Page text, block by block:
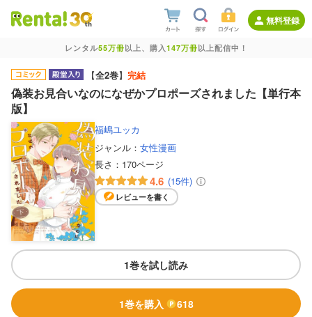
無料登録
レンタル55万冊以上、購入147万冊以上配信中！
【全2巻】 完結
偽装お見合いなのになぜかプロポーズされました【単行本
版】
福嶋ユッカ
ジャンル： 女性漫画
長さ： 170ページ
4.6 (15件)
レビューを書く
1巻を試し読み
1巻を購入 618